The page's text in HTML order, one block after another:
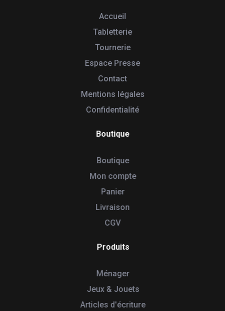
Accueil
Tabletterie
Tournerie
Espace Presse
Contact
Mentions légales
Confidentialité
Boutique
Boutique
Mon compte
Panier
Livraison
CGV
Produits
Ménager
Jeux & Jouets
Articles d'écriture